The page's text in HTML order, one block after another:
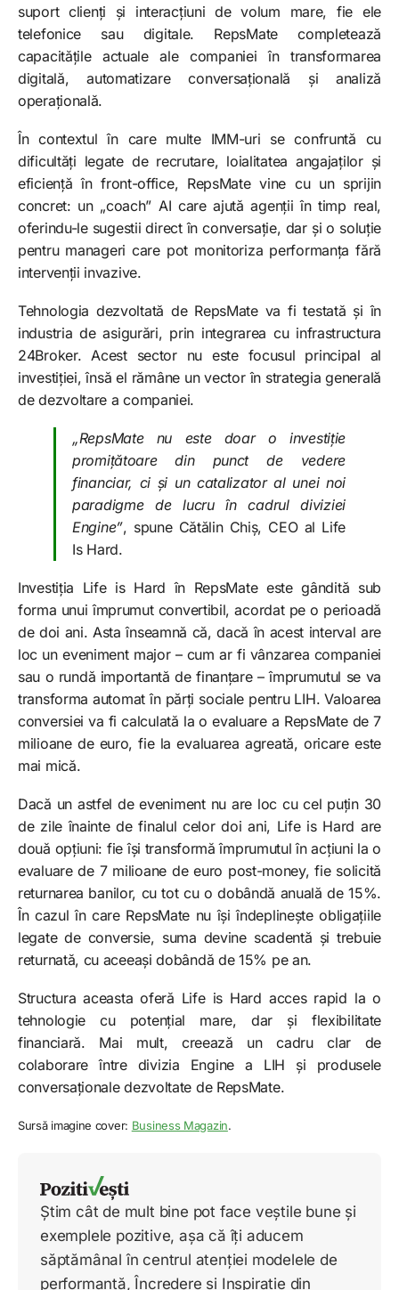
suport clienți și interacțiuni de volum mare, fie ele
telefonice sau digitale. RepsMate completează
capacitățile actuale ale companiei în transformarea
digitală, automatizare conversațională și analiză
operațională.
În contextul în care multe IMM-uri se confruntă cu
dificultăți legate de recrutare, loialitatea angajaților și
eficiență în front-office, RepsMate vine cu un sprijin
concret: un „coach” AI care ajută agenții în timp real,
oferindu-le sugestii direct în conversație, dar și o soluție
pentru manageri care pot monitoriza performanța fără
intervenții invazive.
Tehnologia dezvoltată de RepsMate va fi testată și în
industria de asigurări, prin integrarea cu infrastructura
24Broker. Acest sector nu este focusul principal al
investiției, însă el rămâne un vector în strategia generală
de dezvoltare a companiei.
„RepsMate nu este doar o investiție
promițătoare din punct de vedere
financiar, ci și un catalizator al unei noi
paradigme de lucru în cadrul diviziei
Engine”, spune Cătălin Chiș, CEO al Life
Is Hard.
Investiția Life is Hard în RepsMate este gândită sub
forma unui împrumut convertibil, acordat pe o perioadă
de doi ani. Asta înseamnă că, dacă în acest interval are
loc un eveniment major – cum ar fi vânzarea companiei
sau o rundă importantă de finanțare – împrumutul se va
transforma automat în părți sociale pentru LIH. Valoarea
conversiei va fi calculată la o evaluare a RepsMate de 7
milioane de euro, fie la evaluarea agreată, oricare este
mai mică.
Dacă un astfel de eveniment nu are loc cu cel puțin 30
de zile înainte de finalul celor doi ani, Life is Hard are
două opțiuni: fie își transformă împrumutul în acțiuni la o
evaluare de 7 milioane de euro post-money, fie solicită
returnarea banilor, cu tot cu o dobândă anuală de 15%.
În cazul în care RepsMate nu își îndeplinește obligațiile
legate de conversie, suma devine scadentă și trebuie
returnată, cu aceeași dobândă de 15% pe an.
Structura aceasta oferă Life is Hard acces rapid la o
tehnologie cu potențial mare, dar și flexibilitate
financiară. Mai mult, creează un cadru clar de
colaborare între divizia Engine a LIH și produsele
conversaționale dezvoltate de RepsMate.
Sursă imagine cover: Business Magazin.
Știm cât de mult bine pot face veștile bune și
exemplele pozitive, așa că îți aducem
săptămânal în centrul atenției modelele de
performanță, Încredere și Inspirație din